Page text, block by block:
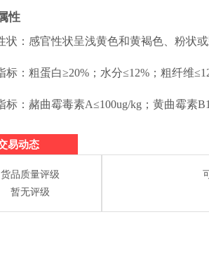
性
状： 感官性状呈浅黄色和黄褐色、粉状
标： 粗蛋白≥20%； 水分≤12%； 粗纤维≤
标： 赭曲霉毒素A≤100ug/kg； 黄曲霉素
易动态
货品质量评级
暂无评级